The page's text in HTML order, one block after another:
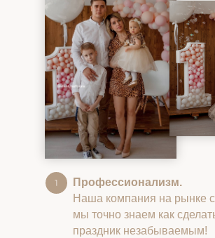
Профессионализм.
Наша компания на рынке
мы точно знаем как
праздник незабываемым!